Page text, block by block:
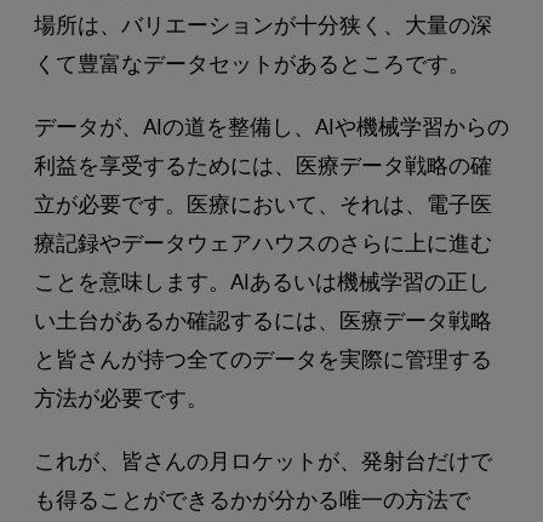
場所は、バリエーションが十分狭く、大量の深
くて豊富なデータセットがあるところです。
データが、AIの道を整備し、AIや機械学習からの
利益を享受するためには、医療データ戦略の確
立が必要です。医療において、それは、電子医
療記録やデータウェアハウスのさらに上に進む
ことを意味します。AIあるいは機械学習の正し
い土台があるか確認するには、医療データ戦略
と皆さんが持つ全てのデータを実際に管理する
方法が必要です。
これが、皆さんの月ロケットが、発射台だけで
も得ることができるかが分かる唯一の方法で